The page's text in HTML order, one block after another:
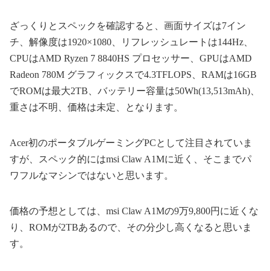
ざっくりとスペックを確認すると、画面サイズは7イン
チ、解像度は1920×1080、リフレッシュレートは144Hz、
CPUはAMD Ryzen 7 8840HS プロセッサー、GPUはAMD
Radeon 780M グラフィックスで4.3TFLOPS、RAMは16GB
でROMは最大2TB、バッテリー容量は50Wh(13,513mAh)、
重さは不明、価格は未定、となります。
Acer初のポータブルゲーミングPCとして注目されていま
すが、スペック的にはmsi Claw A1Mに近く、そこまでパ
ワフルなマシンではないと思います。
価格の予想としては、msi Claw A1Mの9万9,800円に近くな
り、ROMが2TBあるので、その分少し高くなると思いま
す。